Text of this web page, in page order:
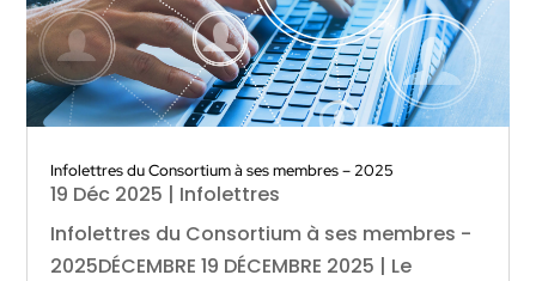
Infolettres du Consortium à ses membres – 2025
19 Déc 2025 | Infolettres
Infolettres du Consortium à ses membres -
2025DÉCEMBRE 19 DÉCEMBRE 2025 | Le